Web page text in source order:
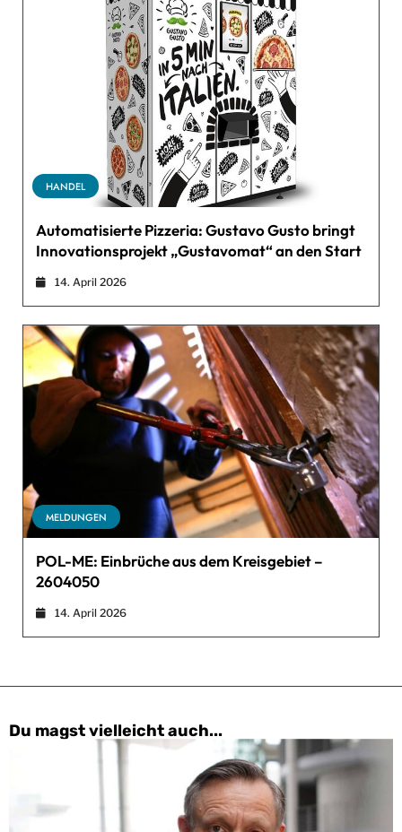
HANDEL
Automatisierte Pizzeria: Gustavo Gusto bringt
Innovationsprojekt „Gustavomat“ an den Start
14. April 2026
MELDUNGEN
POL-ME: Einbrüche aus dem Kreisgebiet –
2604050
14. April 2026
Du magst vielleicht auch...